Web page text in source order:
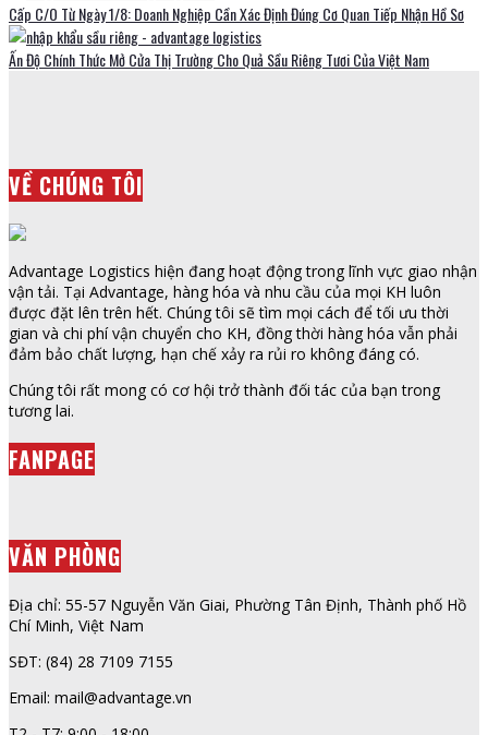
Cấp C/O Từ Ngày 1/8: Doanh Nghiệp Cần Xác Định Đúng Cơ Quan Tiếp Nhận Hồ Sơ
Ấn Độ Chính Thức Mở Cửa Thị Trường Cho Quả Sầu Riêng Tươi Của Việt Nam
VỀ CHÚNG TÔI
Advantage Logistics hiện đang hoạt động trong lĩnh vực giao nhận
vận tải. Tại Advantage, hàng hóa và nhu cầu của mọi KH luôn
được đặt lên trên hết. Chúng tôi sẽ tìm mọi cách để tối ưu thời
gian và chi phí vận chuyển cho KH, đồng thời hàng hóa vẫn phải
đảm bảo chất lượng, hạn chế xảy ra rủi ro không đáng có.
Chúng tôi rất mong có cơ hội trở thành đối tác của bạn trong
tương lai.
FANPAGE
VĂN PHÒNG
Địa chỉ: 55-57 Nguyễn Văn Giai, Phường Tân Định, Thành phố Hồ
Chí Minh, Việt Nam
SĐT: (84) 28 7109 7155
Email: mail@advantage.vn